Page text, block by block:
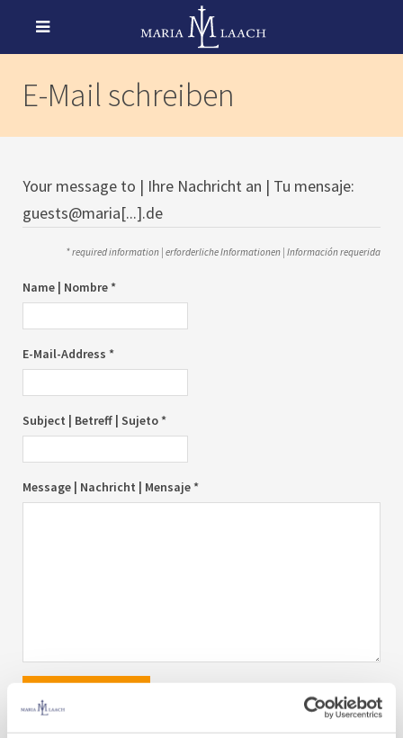
E-Mail schreiben
Your message to | Ihre Nachricht an | Tu mensaje:
guests@maria[...].de
* required information | erforderliche Informationen | Información requerida
Name | Nombre *
E-Mail-Address *
Subject | Betreff | Sujeto *
Message | Nachricht | Mensaje *